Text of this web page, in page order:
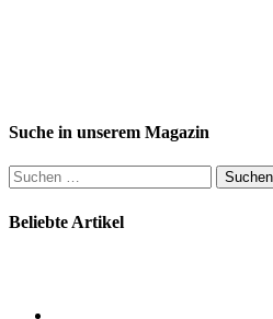
Suche in unserem Magazin
Suchen
nach:
Beliebte Artikel